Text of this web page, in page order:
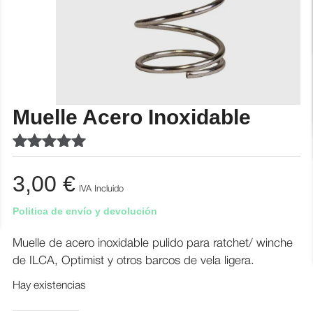
Muelle Acero Inoxidable
Valorado
con5.00de
5 en base a
1
de un
3,00€ IVA Incluido
Politica de envío y devolución
Muelle de acero inoxidable pulido para ratchet/ winche
de ILCA, Optimist y otros barcos de vela ligera.
Hay existencias